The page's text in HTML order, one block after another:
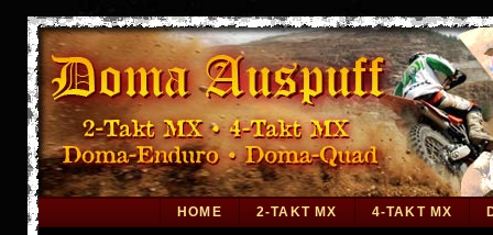
HOME 2-TAKT MX 4-TAKT MX